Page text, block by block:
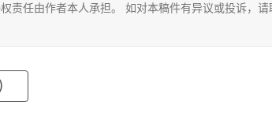
责任由作者本人承担。 如对本稿件有异议或投诉，请